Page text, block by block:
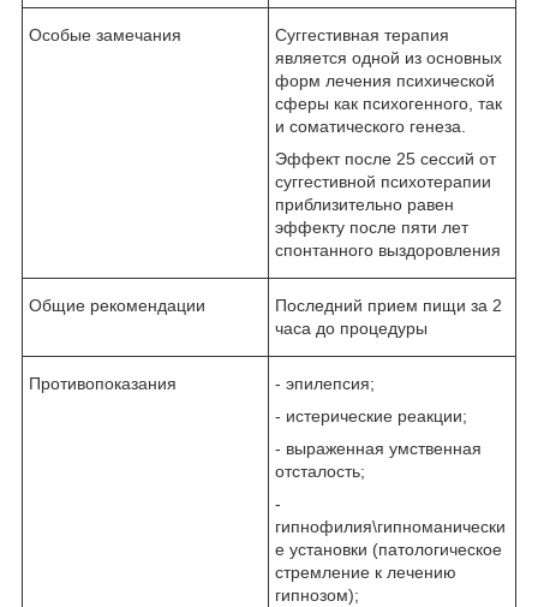
Особые замечания
Суггестивная терапия
является одной из основных
форм лечения психической
сферы как психогенного, так
и соматического генеза.
Эффект после 25 сессий от
суггестивной психотерапии
приблизительно равен
эффекту после пяти лет
спонтанного выздоровления
Общие рекомендации
Последний прием пищи за 2
часа до процедуры
Противопоказания
- эпилепсия;
- истерические реакции;
- выраженная умственная
отсталость;
-
гипнофилия\гипноманически
е установки (патологическое
стремление к лечению
гипнозом);